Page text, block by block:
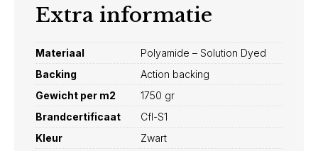
Extra informatie
Materiaal
Polyamide – Solution Dyed
Backing
Action backing
Gewicht per m2
1750 gr
Brandcertificaat
Cfl-S1
Kleur
Zwart